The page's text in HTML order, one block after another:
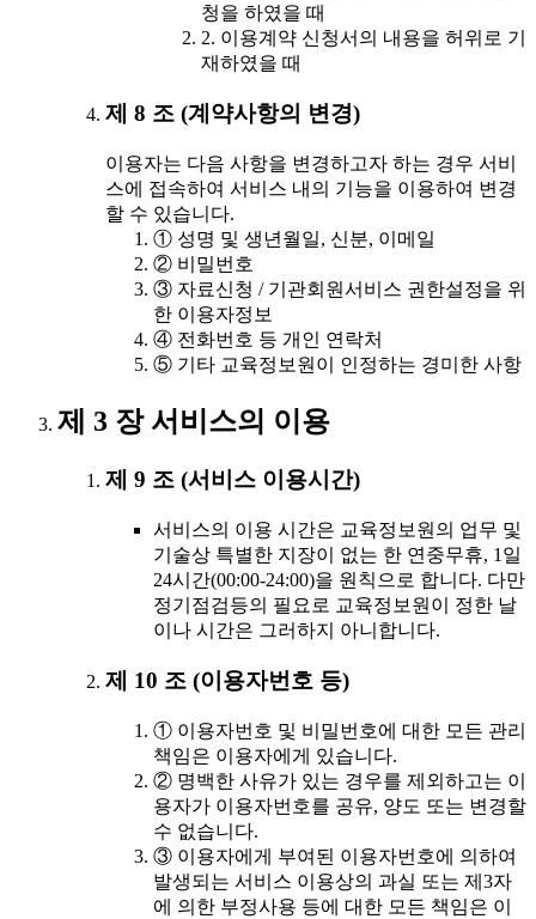
청을 하였을 때
2. 이용계약 신청서의 내용을 허위로 기
재하였을 때
제 8 조 (계약사항의 변경)
이용자는 다음 사항을 변경하고자 하는 경우 서비
스에 접속하여 서비스 내의 기능을 이용하여 변경
할 수 있습니다.
① 성명 및 생년월일, 신분, 이메일
② 비밀번호
③ 자료신청 / 기관회원서비스 권한설정을 위
한 이용자정보
④ 전화번호 등 개인 연락처
⑤ 기타 교육정보원이 인정하는 경미한 사항
제 3 장 서비스의 이용
제 9 조 (서비스 이용시간)
서비스의 이용 시간은 교육정보원의 업무 및
기술상 특별한 지장이 없는 한 연중무휴, 1일
24시간(00:00-24:00)을 원칙으로 합니다. 다만
정기점검등의 필요로 교육정보원이 정한 날
이나 시간은 그러하지 아니합니다.
제 10 조 (이용자번호 등)
① 이용자번호 및 비밀번호에 대한 모든 관리
책임은 이용자에게 있습니다.
② 명백한 사유가 있는 경우를 제외하고는 이
용자가 이용자번호를 공유, 양도 또는 변경할
수 없습니다.
③ 이용자에게 부여된 이용자번호에 의하여
발생되는 서비스 이용상의 과실 또는 제3자
에 의한 부정사용 등에 대한 모든 책임은 이